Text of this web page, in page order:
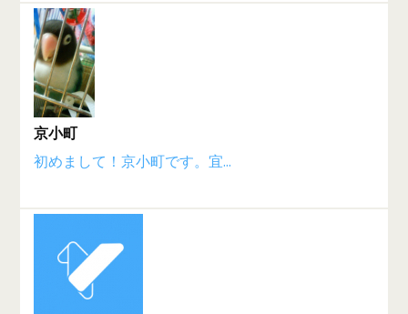
京小町
初めまして！京小町です。宜...